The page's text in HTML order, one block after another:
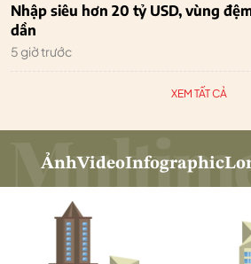
Nhập siêu hơn 20 tỷ USD, vùng
dần
5 giờ trước
XEM TẤT CẢ
ẢnhVideoInfographic